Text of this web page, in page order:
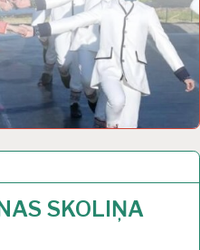
SKOLIŅA